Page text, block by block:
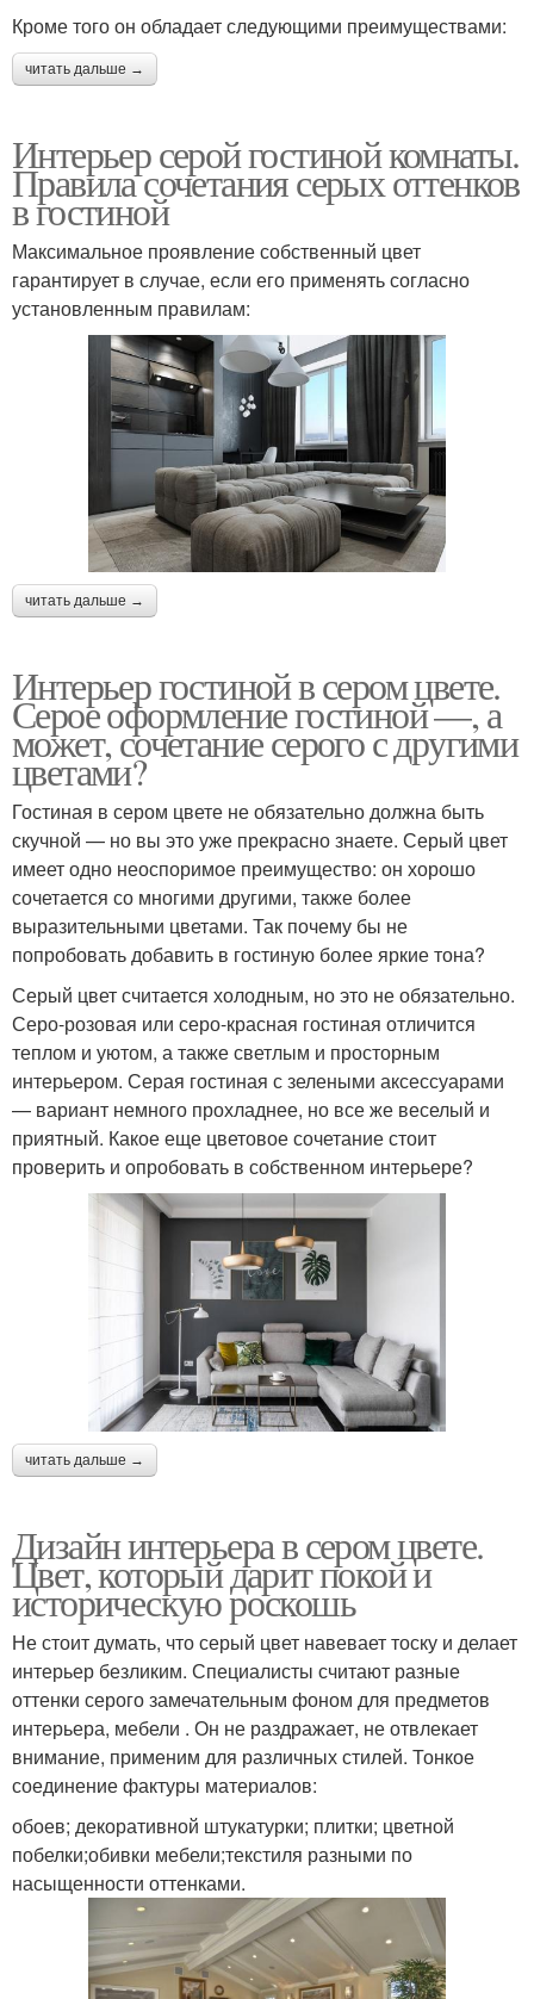
Кроме того он обладает следующими преимуществами:
читать дальше →
Интерьер серой гостиной комнаты.
Правила сочетания серых оттенков
в гостиной
Максимальное проявление собственный цвет
гарантирует в случае, если его применять согласно
установленным правилам:
читать дальше →
Интерьер гостиной в сером цвете.
Серое оформление гостиной —, а
может, сочетание серого с другими
цветами?
Гостиная в сером цвете не обязательно должна быть
скучной — но вы это уже прекрасно знаете. Серый цвет
имеет одно неоспоримое преимущество: он хорошо
сочетается со многими другими, также более
выразительными цветами. Так почему бы не
попробовать добавить в гостиную более яркие тона?
Серый цвет считается холодным, но это не обязательно.
Серо-розовая или серо-красная гостиная отличится
теплом и уютом, а также светлым и просторным
интерьером. Серая гостиная с зелеными аксессуарами
— вариант немного прохладнее, но все же веселый и
приятный. Какое еще цветовое сочетание стоит
проверить и опробовать в собственном интерьере?
читать дальше →
Дизайн интерьера в сером цвете.
Цвет, который дарит покой и
историческую роскошь
Не стоит думать, что серый цвет навевает тоску и делает
интерьер безликим. Специалисты считают разные
оттенки серого замечательным фоном для предметов
интерьера, мебели . Он не раздражает, не отвлекает
внимание, применим для различных стилей. Тонкое
соединение фактуры материалов:
обоев; декоративной штукатурки; плитки; цветной
побелки;обивки мебели;текстиля разными по
насыщенности оттенками.